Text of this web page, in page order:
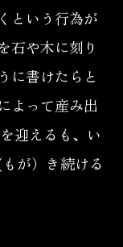
という行為が
石や木に刻り
に書けたらと
よって産み出
迎えるも、い
が）き続ける